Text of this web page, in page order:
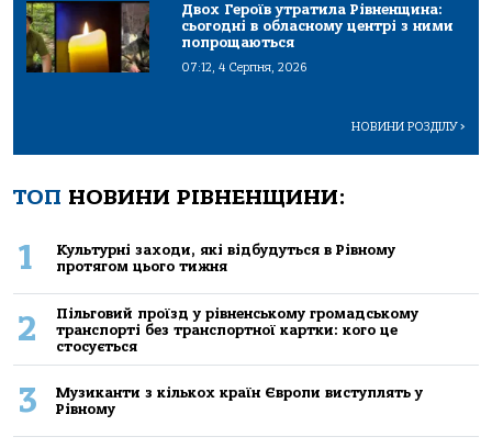
Двох Героїв утратила Рівненщина:
сьогодні в обласному центрі з ними
попрощаються
07:12, 4 Серпня, 2026
НОВИНИ РОЗДІЛУ>
ТОП НОВИНИ РІВНЕНЩИНИ:
1
Культурні заходи, які відбудуться в Рівному
протягом цього тижня
2
Пільговий проїзд у рівненському громадському
транспорті без транспортної картки: кого це
стосується
3
Музиканти з кількох країн Європи виступлять у
Рівному